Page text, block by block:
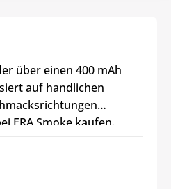
über einen 400 mAh
auf handlichen
ERA Smoke kaufen.